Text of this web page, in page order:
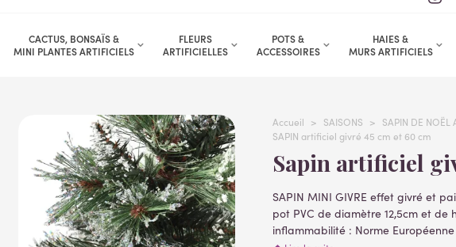
CACTUS, BONSAÏS &
MINI PLANTES ARTIFICIELS
FLEURS
ARTIFICIELLES
POTS &
ACCESSOIRES
HAIES &
MURS ARTIFICIELS
Accueil > SAISONS > SAPIN DE NOËL
SAPIN artificiel givré 45 cm et 60 cm
Sapin artificiel
SAPIN MINI GIVRE effet givré et
pot PVC de diamètre 12,5cm et de
inflammabilité : Norme